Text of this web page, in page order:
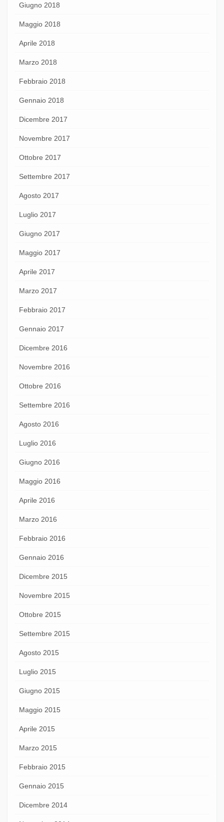
Giugno 2018
Maggio 2018
Aprile 2018
Marzo 2018
Febbraio 2018
Gennaio 2018
Dicembre 2017
Novembre 2017
Ottobre 2017
Settembre 2017
Agosto 2017
Luglio 2017
Giugno 2017
Maggio 2017
Aprile 2017
Marzo 2017
Febbraio 2017
Gennaio 2017
Dicembre 2016
Novembre 2016
Ottobre 2016
Settembre 2016
Agosto 2016
Luglio 2016
Giugno 2016
Maggio 2016
Aprile 2016
Marzo 2016
Febbraio 2016
Gennaio 2016
Dicembre 2015
Novembre 2015
Ottobre 2015
Settembre 2015
Agosto 2015
Luglio 2015
Giugno 2015
Maggio 2015
Aprile 2015
Marzo 2015
Febbraio 2015
Gennaio 2015
Dicembre 2014